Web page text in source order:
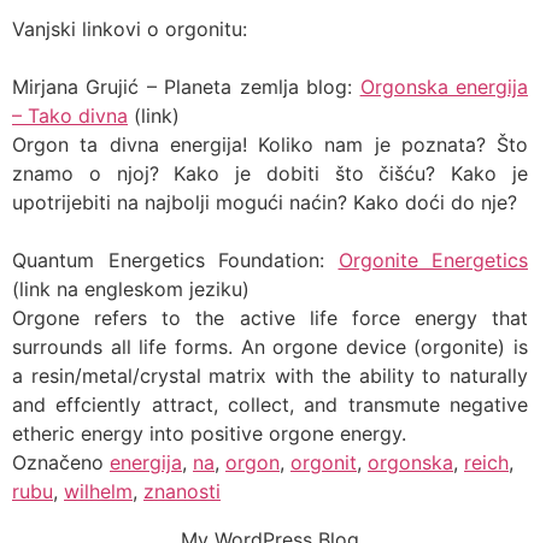
Vanjski linkovi o orgonitu:
Mirjana Grujić – Planeta zemlja blog: Orgonska energija
– Tako divna (link)
Orgon ta divna energija! Koliko nam je poznata? Što
znamo o njoj? Kako je dobiti što čišću? Kako je
upotrijebiti na najbolji mogući naćin? Kako doći do nje?
Quantum Energetics Foundation: Orgonite Energetics
(link na engleskom jeziku)
Orgone refers to the active life force energy that
surrounds all life forms. An orgone device (orgonite) is
a resin/metal/crystal matrix with the ability to naturally
and effciently attract, collect, and transmute negative
etheric energy into positive orgone energy.
Označeno energija, na, orgon, orgonit, orgonska, reich,
rubu, wilhelm, znanosti